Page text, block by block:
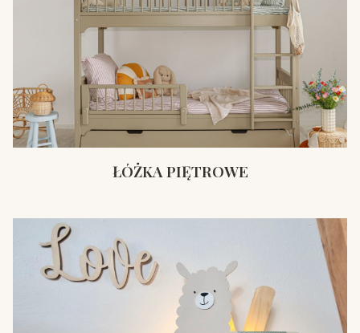
ŁÓŻKA PIĘTROWE